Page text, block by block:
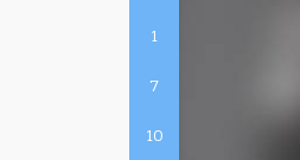
1
7
10